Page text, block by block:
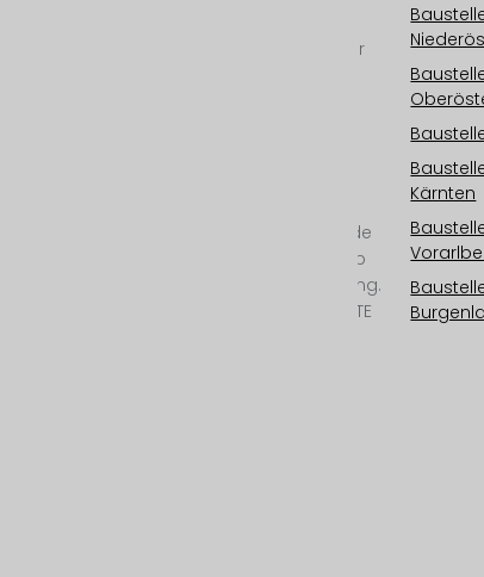
Ihr international tätiger
Kamerasysteme „Made
in Austria“ ab 6K/25mp
bis 12K/100mp Auflösung.
Outdoorkamera mit LTE
Kärnten